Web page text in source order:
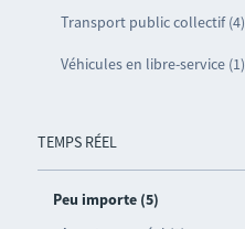
Transport public collectif (4)
Véhicules en libre-service (1)
TEMPS RÉEL
Peu importe (5)